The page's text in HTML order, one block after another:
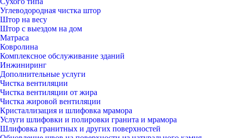
Углеводородная чистка штор
Штор на весу
Штор с выездом на дом
Матраса
Ковролина
Комплексное обслуживание зданий
Инжиниринг
Дополнительные услуги
Чистка вентиляции
Чистка вентиляции от жира
Чистка жировой вентиляции
Кристаллизация и шлифовка мрамора
Услуги шлифовки и полировки гранита и мрамора
Шлифовка гранитных и других поверхностей